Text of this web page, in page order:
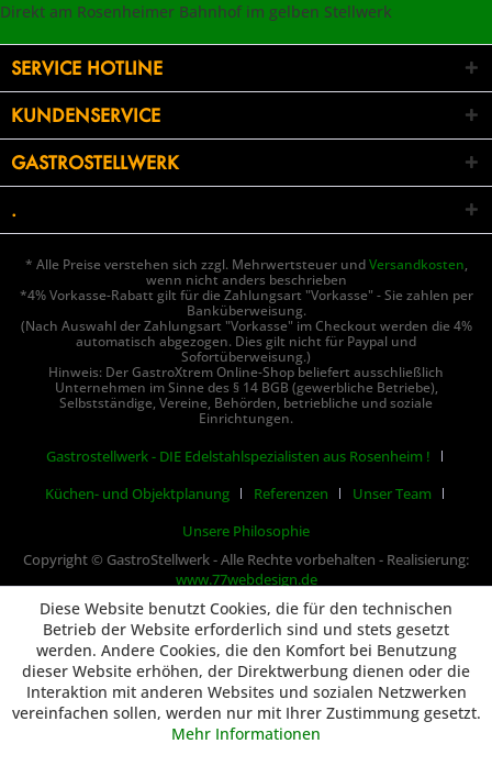
Direkt am Rosenheimer Bahnhof im gelben Stellwerk
SERVICE HOTLINE
KUNDENSERVICE
GASTROSTELLWERK
.
* Alle Preise verstehen sich zzgl. Mehrwertsteuer undVersandkosten,
wenn nicht anders beschrieben
*4% Vorkasse-Rabatt gilt für die Zahlungsart "Vorkasse" - Sie zahlen per
Banküberweisung.
(Nach Auswahl der Zahlungsart "Vorkasse" im Checkout werden die 4%
automatisch abgezogen. Dies gilt nicht für Paypal und
Sofortüberweisung.)
Hinweis: Der GastroXtrem Online-Shop beliefert ausschließlich
Unternehmen im Sinne des § 14 BGB (gewerbliche Betriebe),
Selbstständige, Vereine, Behörden, betriebliche und soziale
Einrichtungen.
Gastrostellwerk - DIE Edelstahlspezialisten aus Rosenheim !
Küchen- und Objektplanung
Referenzen
Unser Team
Unsere Philosophie
Copyright © GastroStellwerk - Alle Rechte vorbehalten - Realisierung:
www.77webdesign.de
Diese Website benutzt Cookies, die für den technischen
Betrieb der Website erforderlich sind und stets gesetzt
werden. Andere Cookies, die den Komfort bei Benutzung
dieser Website erhöhen, der Direktwerbung dienen oder die
Interaktion mit anderen Websites und sozialen Netzwerken
vereinfachen sollen, werden nur mit Ihrer Zustimmung gesetzt.
Mehr Informationen